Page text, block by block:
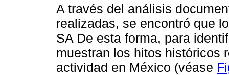
A través del análisis
realizadas, se encontró que
SA De esta forma, para
muestran los hitos históricos
actividad en México (véase